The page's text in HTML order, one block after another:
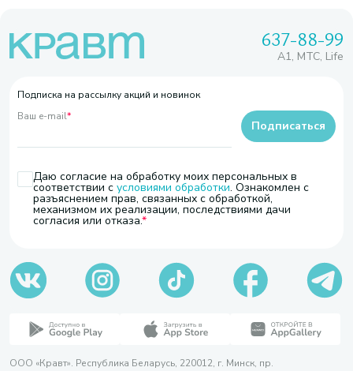
637-88-99
A1, МТС, Life
Подписка на рассылку акций и новинок
Ваш e-mail*
Даю согласие на обработку моих персональных в
соответствии с условиями обработки. Ознакомлен с
разъяснением прав, связанных с обработкой,
механизмом их реализации, последствиями дачи
согласия или отказа.
Подписаться
ООО «Кравт». Республика Беларусь, 220012, г. Минск, пр.